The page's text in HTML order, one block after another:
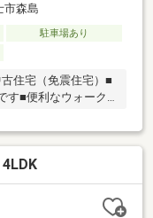
市森島
駐車場あり
住宅（免震住宅）■
す■便利なウォーク
ｍ■小学校まで徒歩
、勤続年数短い
お気軽にご相談く
着型不動産 (株)ハ
下さい！